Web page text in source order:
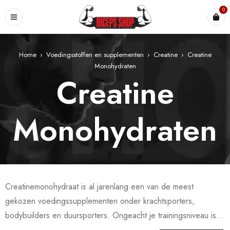
0
Home › Voedingsstoffen en supplementen › Creatine › Creatine
Monohydraten
Creatine
Monohydraten
Creatinemonohydraat is al jarenlang een van de meest
gekozen voedingssupplementen onder krachtsporters,
bodybuilders en duursporters. Ongeacht je trainingsniveau is